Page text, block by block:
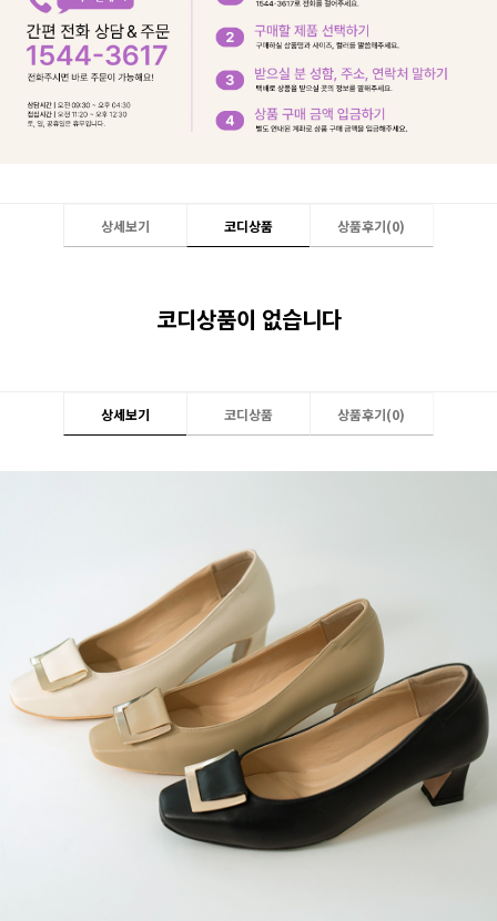
상세보기 코디상품 상품후기(0)
코디상품이 없습니다
상세보기 코디상품 상품후기(0)